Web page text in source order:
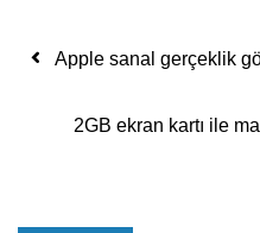
Yazı
Apple sanal gerçeklik
2GB ekran kartı ile